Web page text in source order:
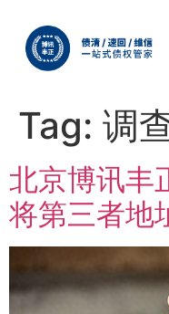
Tag: 调
北京博讯丰
将第三者地